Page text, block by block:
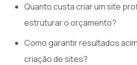
Quanto custa criar um site
estruturar o orçamento?
Como garantir resultados
criação de sites?